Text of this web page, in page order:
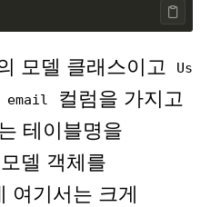
모델 클래스이고
Us
email
컬럼을 가지고
테이블명을
델 객체를
여기서는 크게